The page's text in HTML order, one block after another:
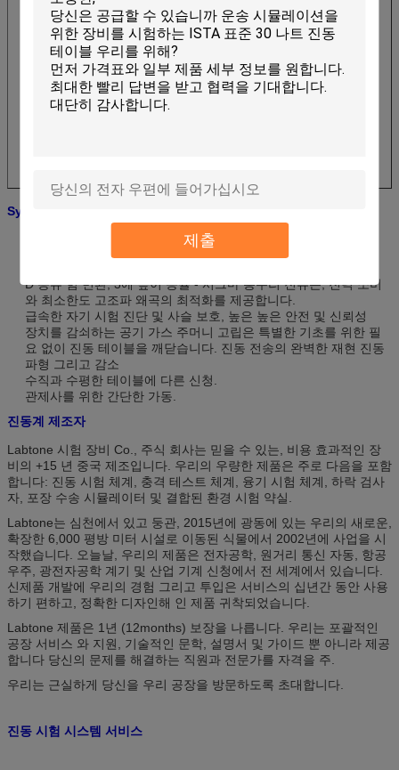
제출
SystemFeatures를 시험하는 진동
, 좋은 강한 수용력의 힘 인도하는 서스펜션 장치 및 선형 운동 기
D 종류 힘 변환, 3에 높이 능률 - 시그마 봉우리 전류는, 전력 소비
와 최소한도 고조파 왜곡의 최적화를 제공합니다.
급속한 자기 시험 진단 및 사슬 보호, 높은 높은 안전 및 신뢰성
장치를 감쇠하는 공기 가스 주머니 고립은 특별한 기초를 위한 필
요 없이 진동 테이블을 깨닫습니다. 진동 전송의 완벽한 재현 진동
파형 그리고 감소
수직과 수평한 테이블에 다른 신청.
관제사를 위한 간단한 가동.
진동계 제조자
Labtone 시험 장비 Co., 주식 회사는 믿을 수 있는, 비용 효과적인 장
비의 +15 년 중국 제조입니다. 우리의 우량한 제품은 주로 다음을 포함
합니다: 진동 시험 체계, 충격 테스트 체계, 융기 시험 체계, 하락 검사
자, 포장 수송 시뮬레이터 및 결합된 환경 시험 약실.
Labtone는 심천에서 있고 둥관, 2015년에 광동에 있는 우리의 새로운,
확장한 6,000 평방 미터 시설로 이동된 식물에서 2002년에 사업을 시
작했습니다. 오늘날, 우리의 제품은 전자공학, 원거리 통신 자동, 항공
우주, 광전자공학 계기 및 산업 기계 신청에서 전 세계에서 있습니다.
신제품 개발에 우리의 경험 그리고 투입은 서비스의 십년간 동안 사용
하기 편하고, 정확한 디자인해 인 제품 귀착되었습니다.
Labtone 제품은 1년 (12months) 보장을 나릅니다. 우리는 포괄적인
공장 서비스 와 지원, 기술적인 문학, 설명서 및 가이드 뿐 아니라 제공
합니다 당신의 문제를 해결하는 직원과 전문가를 자격을 주.
우리는 근실하게 당신을 우리 공장을 방문하도록 초대합니다.
진동 시험 시스템 서비스